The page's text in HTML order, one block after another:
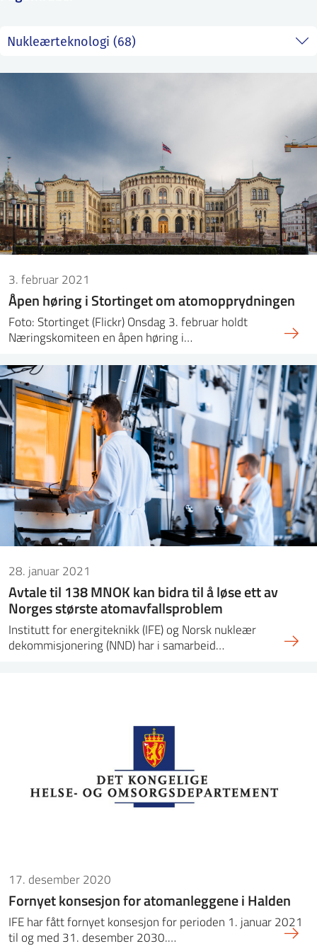
3. februar 2021
Åpen høring i Stortinget om atomopprydningen
Foto: Stortinget (Flickr) Onsdag 3. februar holdt
Næringskomiteen en åpen høring i…
28. januar 2021
Avtale til 138 MNOK kan bidra til å løse ett av
Norges største atomavfallsproblem
Institutt for energiteknikk (IFE) og Norsk nukleær
dekommisjonering (NND) har i samarbeid…
17. desember 2020
Fornyet konsesjon for atomanleggene i Halden
IFE har fått fornyet konsesjon for perioden 1. januar 2021
til og med 31. desember 2030.…